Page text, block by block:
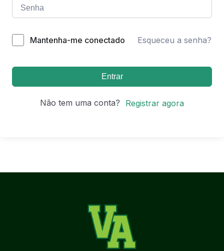
Mantenha-me conectado Esqueceu a senha?
Entrar
Não tem uma conta? Registrar agora